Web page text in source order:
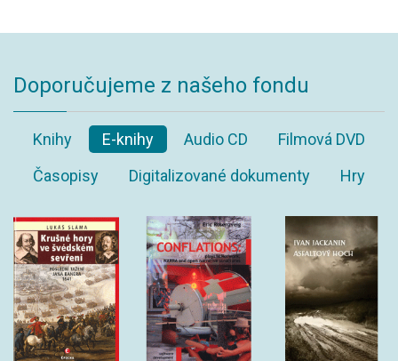
Doporučujeme z našeho fondu
Knihy E-knihy Audio CD
Filmová DVD
Časopisy
Digitalizované dokumenty Hry